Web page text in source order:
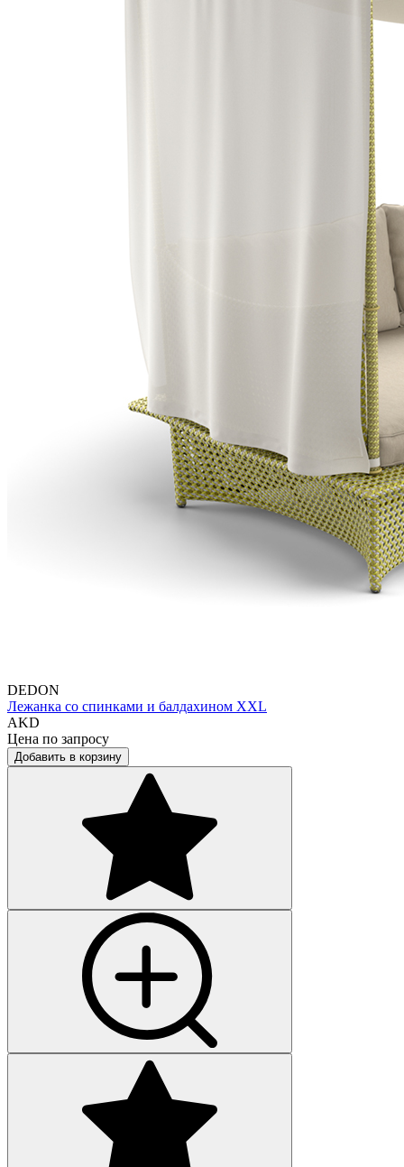
DEDON
Лежанка со спинками и балдахином XXL
AKD
Цена по запросу
Добавить в корзину